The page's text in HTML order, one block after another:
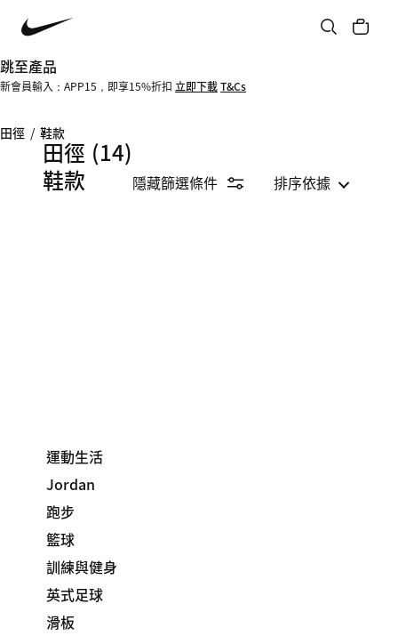
跳至產品
新會員輸入：APP15，即享15%折扣 立即下載T&Cs
田徑 / 鞋款
田徑
鞋款
(14)
隱藏篩選條件 排序依據
運動生活
Jordan
跑步
籃球
訓練與健身
英式足球
滑板